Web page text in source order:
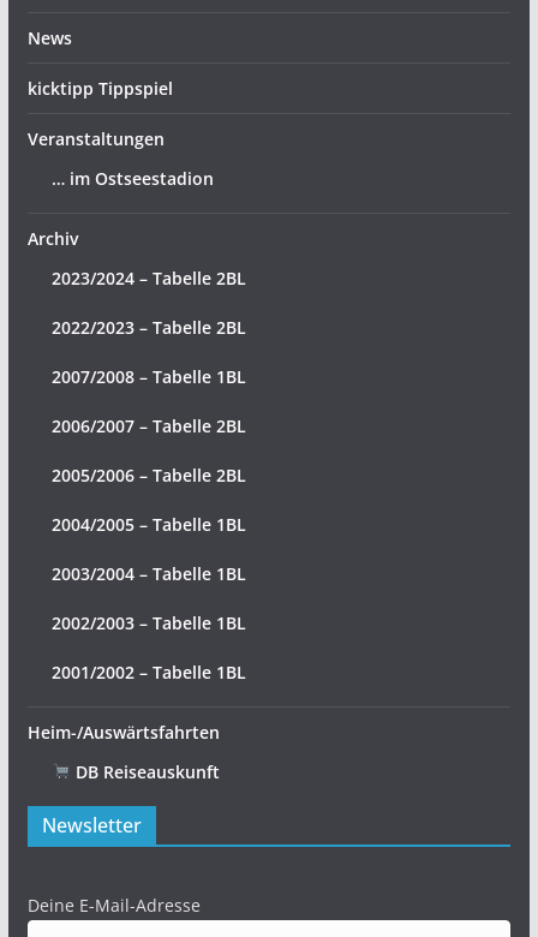
News
kicktipp Tippspiel
Veranstaltungen
… im Ostseestadion
Archiv
2023/2024 – Tabelle 2BL
2022/2023 – Tabelle 2BL
2007/2008 – Tabelle 1BL
2006/2007 – Tabelle 2BL
2005/2006 – Tabelle 2BL
2004/2005 – Tabelle 1BL
2003/2004 – Tabelle 1BL
2002/2003 – Tabelle 1BL
2001/2002 – Tabelle 1BL
Heim-/Auswärtsfahrten
DB Reiseauskunft
Newsletter
Deine E-Mail-Adresse